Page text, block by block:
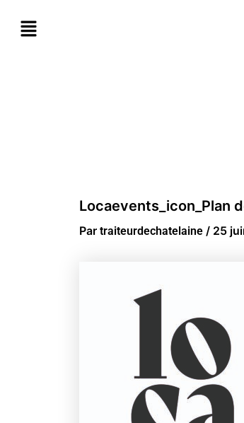
Locaevents_icon_Plan
Par traiteurdechatelaine / 25